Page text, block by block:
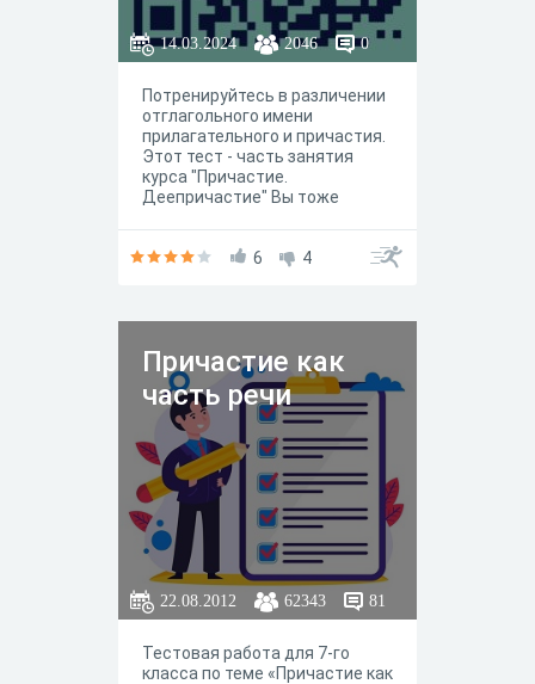
14.03.2024 2046 0
Потренируйтесь в различении
отглагольного имени
прилагательного и причастия.
Этот тест - часть занятия
курса "Причастие.
Деепричастие" Вы тоже
https://myschola.ru/prich
6 4
Причастие как
часть речи
22.08.2012 62343 81
Тестовая работа для 7-го
класса по теме «Причастие как